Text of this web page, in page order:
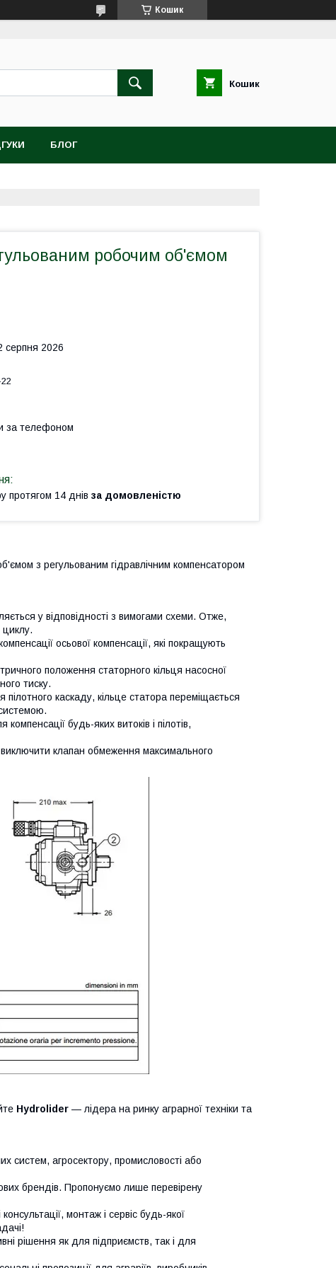
Кошик
Кошик
БЛОГ
робочим об'ємом
серпня 2026
за телефоном
протягом 14 днів за домовленістю
з регульованим гідравлічним компенсатором
у відповідності з вимогами схеми. Отже,
циклу.
осьової компенсації, які покращують
положення статорного кільця насосної
тиску.
пілотного каскаду, кільце статора переміщається
будь-яких витоків і пілотів,
клапан обмеження максимального
Hydrolider — лідера на ринку аграрної техніки та
систем, агросектору, промисловості або
брендів. Пропонуємо лише перевірену
монтаж і сервіс будь-якої
рішення як для підприємств, так і для